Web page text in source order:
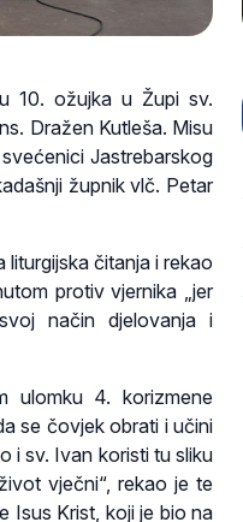
10. ožujka u Župi sv.
Dražen Kutleša. Misu
Jastrebarskog
župnik vlč. Petar
čitanja i rekao
protiv vjernika „jer
način djelovanja i
ulomku 4. korizmene
se čovjek obrati i učini
i sv. Ivan koristi tu sliku
vječni“, rekao je te
Isus Krist, koji je bio na